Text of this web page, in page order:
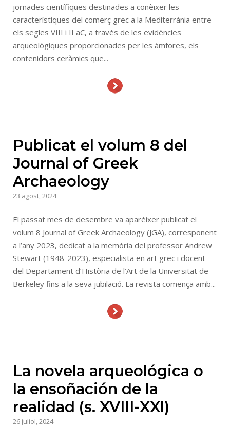
jornades científiques destinades a conèixer les
característiques del comerç grec a la Mediterrània entre
els segles VIII i II aC, a través de les evidències
arqueològiques proporcionades per les àmfores, els
contenidors ceràmics que...
Publicat el volum 8 del
Journal of Greek
Archaeology
23 agost, 2024
El passat mes de desembre va aparèixer publicat el
volum 8 Journal of Greek Archaeology (JGA), corresponent
a l’any 2023, dedicat a la memòria del professor Andrew
Stewart (1948-2023), especialista en art grec i docent
del Departament d’Història de l’Art de la Universitat de
Berkeley fins a la seva jubilació. La revista comença amb...
La novela arqueológica o
la ensoñación de la
realidad (s. XVIII-XXI)
26 juliol, 2024